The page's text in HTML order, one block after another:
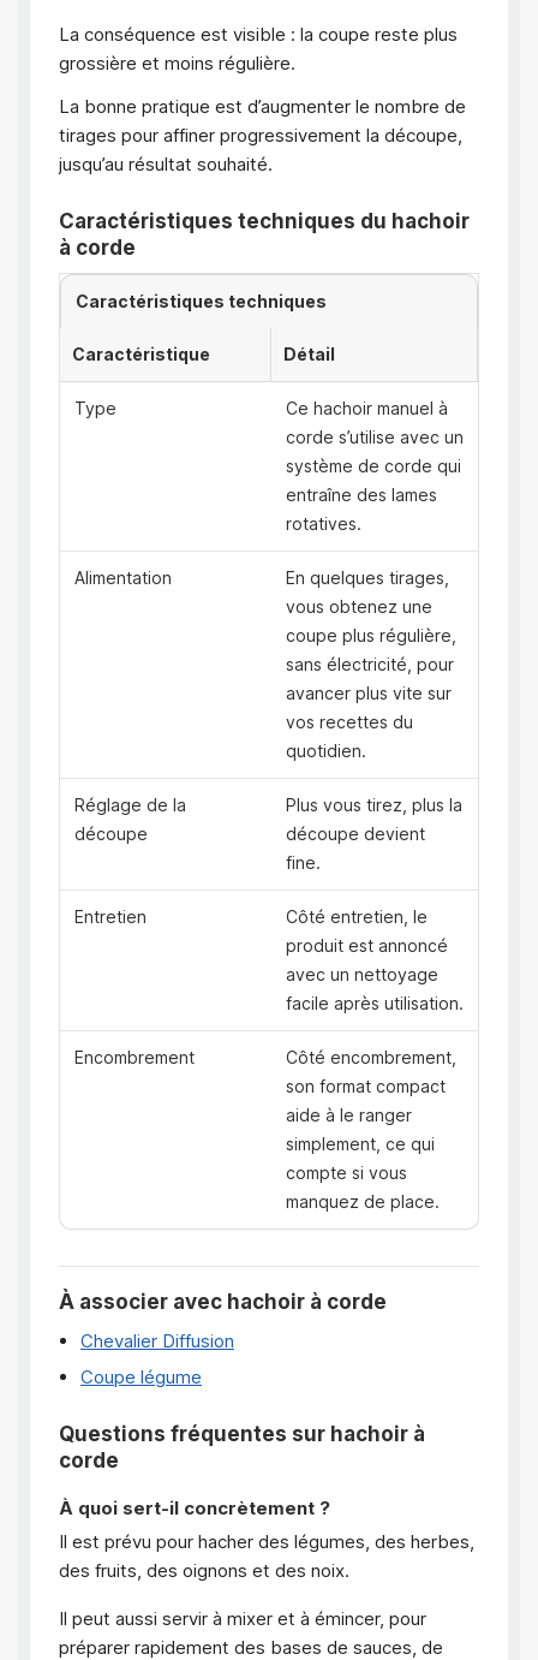
La conséquence est visible : la coupe reste plus
grossière et moins régulière.
La bonne pratique est d’augmenter le nombre de
tirages pour affiner progressivement la découpe,
jusqu’au résultat souhaité.
Caractéristiques techniques du hachoir
à corde
Caractéristiques techniques
Caractéristique Détail
Type
Ce hachoir manuel à
corde s’utilise avec un
système de corde qui
entraîne des lames
rotatives.
Alimentation
En quelques tirages,
vous obtenez une
coupe plus régulière,
sans électricité, pour
avancer plus vite sur
vos recettes du
quotidien.
Réglage de la
découpe
Plus vous tirez, plus la
découpe devient
fine.
Entretien
Côté entretien, le
produit est annoncé
avec un nettoyage
facile après utilisation.
Encombrement
Côté encombrement,
son format compact
aide à le ranger
simplement, ce qui
compte si vous
manquez de place.
À associer avec hachoir à corde
Chevalier Diffusion
Coupe légume
Questions fréquentes sur hachoir à
corde
À quoi sert-il concrètement ?
Il est prévu pour hacher des légumes, des herbes,
des fruits, des oignons et des noix.
Il peut aussi servir à mixer et à émincer, pour
préparer rapidement des bases de sauces, de